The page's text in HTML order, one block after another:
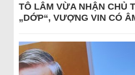
TÔ LÂM VỪA NHẬN CHỦ
„DỚP“, VƯỢNG VIN CÓ